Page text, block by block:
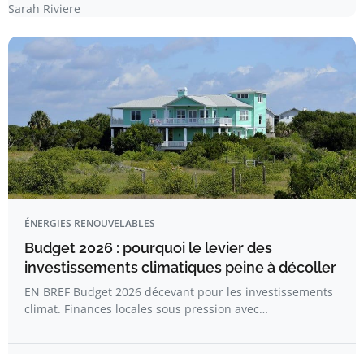
Sarah Riviere
ÉNERGIES RENOUVELABLES
Budget 2026 : pourquoi le levier des
investissements climatiques peine à décoller
EN BREF Budget 2026 décevant pour les investissements
climat. Finances locales sous pression avec…